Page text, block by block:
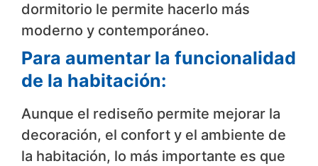
dormitorio le permite hacerlo más
moderno y contemporáneo.
Para aumentar la funcionalidad
de la habitación:
Aunque el rediseño permite mejorar la
decoración, el confort y el ambiente de
la habitación, lo más importante es que